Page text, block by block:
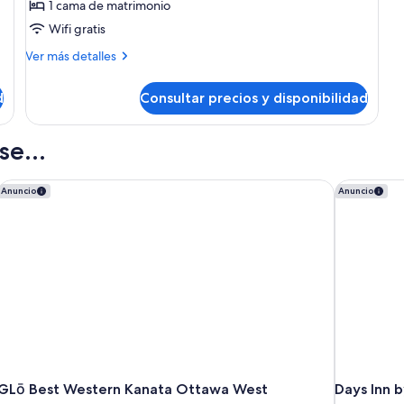
de
Deluxe
Room,
Bed,
Smoking
(Water
Front)
1 cama de matrimonio
Wifi gratis
Ver más detalles
Más
Room,
Queen
Non
Smoking
Consultar precios y disponibilidad
Anuncio
Best Western Kanata Ottawa West
Best Western Kanata Ottawa West Anuncio
Days Inn
Days Inn